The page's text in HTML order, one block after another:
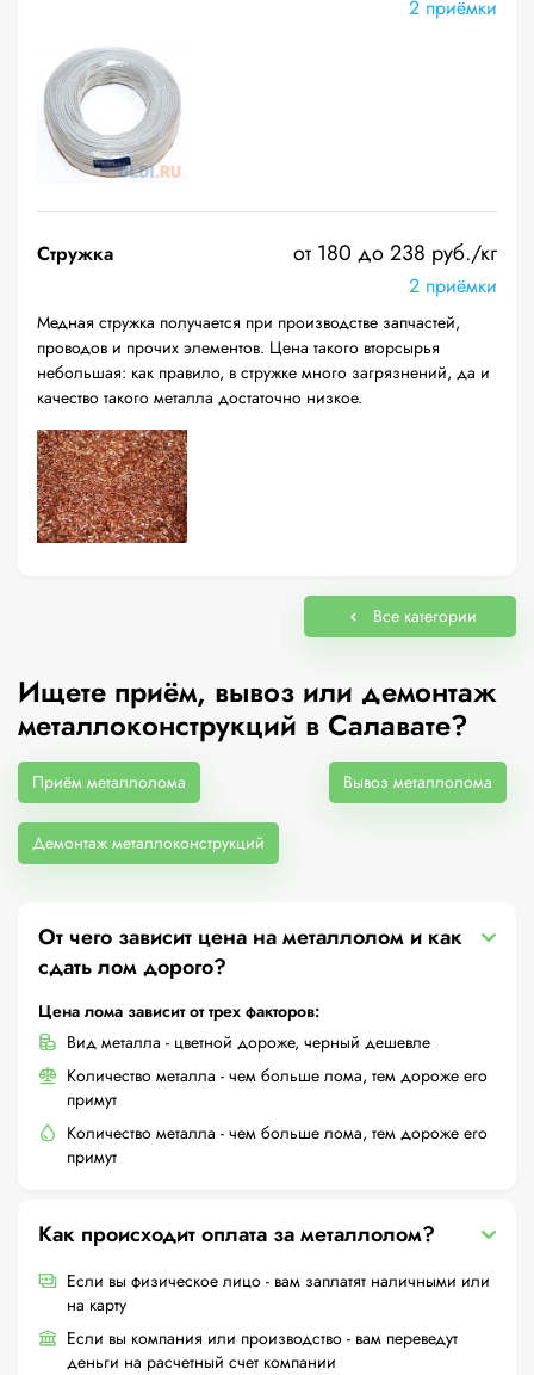
2 приёмки
Стружка от 180 до 238 руб./кг
2 приёмки
Медная стружка получается при производстве запчастей,
проводов и прочих элементов. Цена такого вторсырья
небольшая: как правило, в стружке много загрязнений, да и
качество такого металла достаточно низкое.
Все категории
Ищете приём, вывоз или демонтаж
металлоконструкций в Салавате?
Приём металлолома Вывоз металлолома
Демонтаж металлоконструкций
От чего зависит цена на металлолом и как
сдать лом дорого?
Цена лома зависит от трех факторов:
Вид металла - цветной дороже, черный дешевле
Количество металла - чем больше лома, тем дороже его
примут
Количество металла - чем больше лома, тем дороже его
примут
Как происходит оплата за металлолом?
Если вы физическое лицо - вам заплатят наличными или
на карту
Если вы компания или производство - вам переведут
деньги на расчетный счет компании